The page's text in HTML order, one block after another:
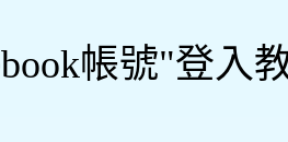
帳號"登入